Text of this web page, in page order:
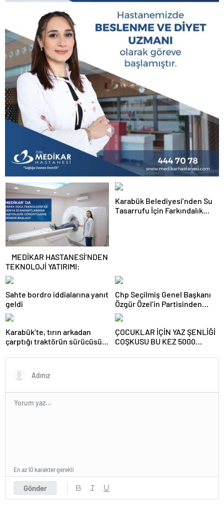
MEDİKAR HASTANESİ’NDEN
TEKNOLOJİ YATIRIMI:
Karabük Belediyesi’nden Su
Tasarrufu İçin Farkındalık
Sahte bordro iddialarına yanıt
geldi
Chp Seçilmiş Genel Başkanı
Özgür Özel’in Partisinden
İstifası Sonrası Chp Karabük İl
Eski Başkanları Abdullah
Çakır ve Erdal Demir de
Partilerinden İstifa Ettiler
Karabük’te, tırın arkadan
çarptığı traktörün sürücüsü
ÇOCUKLAR İÇİN YAZ ŞENLİĞİ
COŞKUSU BU KEZ 5000
Gönder
En az 10 karakter gerekli